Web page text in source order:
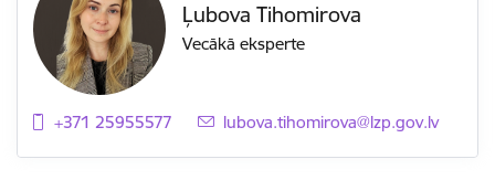
Ļubova Tihomirova
Vecākā eksperte
+371 25955577 E-pasts:
lubova.tihomirova@lzp.gov.lv